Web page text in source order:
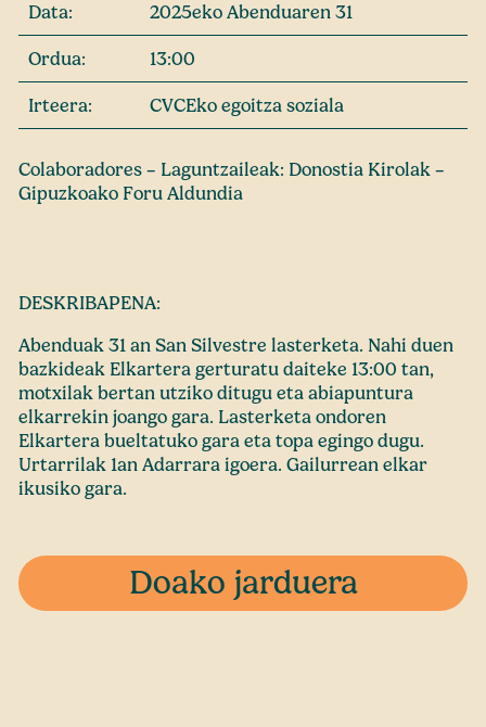
Data: 2025eko Abenduaren 31
Ordua: 13:00
Irteera: CVCEko egoitza soziala
Colaboradores – Laguntzaileak: Donostia Kirolak –
Gipuzkoako Foru Aldundia
DESKRIBAPENA:
Abenduak 31 an San Silvestre lasterketa. Nahi duen
bazkideak Elkartera gerturatu daiteke 13:00 tan,
motxilak bertan utziko ditugu eta abiapuntura
elkarrekin joango gara. Lasterketa ondoren
Elkartera bueltatuko gara eta topa egingo dugu.
Urtarrilak 1an Adarrara igoera. Gailurrean elkar
ikusiko gara.
Doako jarduera